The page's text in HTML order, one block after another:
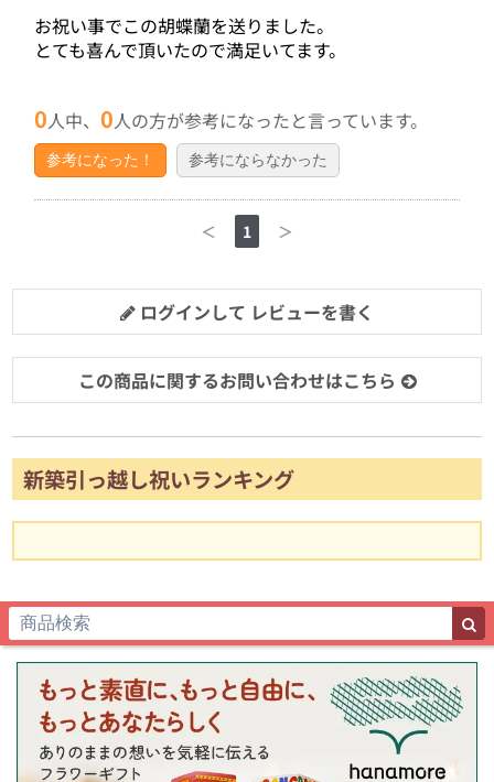
お祝い事でこの胡蝶蘭を送りました。
とても喜んで頂いたので満足いてます。
0人中、0人の方が参考になったと言っています。
参考になった！ 参考にならなかった
＜ 1 ＞
ログインして レビューを書く
この商品に関するお問い合わせはこちら
新築引っ越し祝いランキング